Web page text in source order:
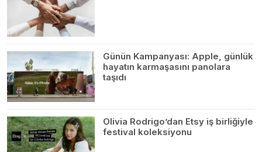
Günün Kampanyası: Apple, günlük
hayatın karmaşasını panolara
taşıdı
Olivia Rodrigo’dan Etsy iş birliğiyle
festival koleksiyonu